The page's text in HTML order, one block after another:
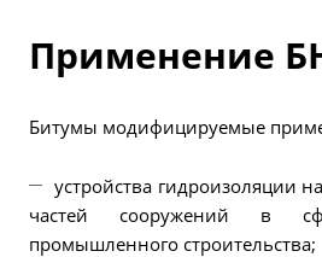
Применение
Битумы модифицируемые
устройства гидроизоляции
частей сооружений в
промышленного строительства;